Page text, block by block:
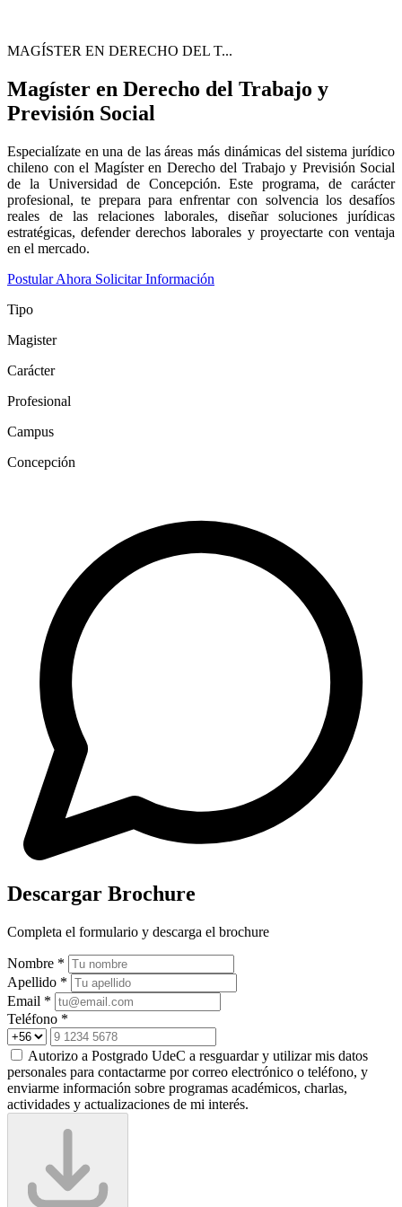
MAGÍSTER EN DERECHO DEL T...
Magíster en Derecho del Trabajo y
Previsión Social
Especialízate en una de las áreas más dinámicas del sistema jurídico
chileno con el Magíster en Derecho del Trabajo y Previsión Social
de la Universidad de Concepción. Este programa, de carácter
profesional, te prepara para enfrentar con solvencia los desafíos
reales de las relaciones laborales, diseñar soluciones jurídicas
estratégicas, defender derechos laborales y proyectarte con ventaja
en el mercado.
Postular Ahora Solicitar Información
Tipo
Magister
Carácter
Profesional
Campus
Concepción
Descargar Brochure
Completa el formulario y descarga el brochure
Nombre *
Apellido *
Email *
Teléfono *
Autorizo a Postgrado UdeC a resguardar y utilizar mis datos
personales para contactarme por correo electrónico o teléfono, y
enviarme información sobre programas académicos, charlas,
actividades y actualizaciones de mi interés.